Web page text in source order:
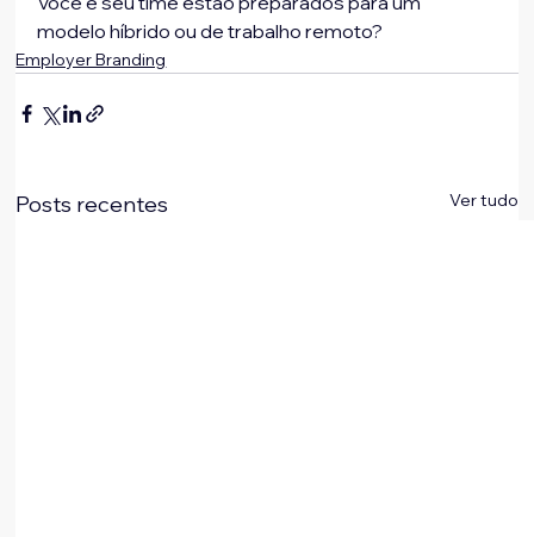
modelo híbrido ou de trabalho remoto?
Employer Branding
Posts recentes Ver tudo